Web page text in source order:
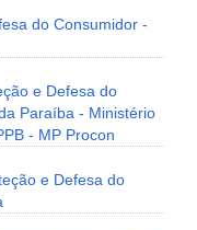
do Consumidor -
e Defesa do
Paraíba - Ministério
- MP Procon
e Defesa do